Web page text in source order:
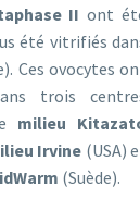
II ont
été vitrifiés
Ces ovocytes
trois
milieu
Irvine (USA)
(Suède).